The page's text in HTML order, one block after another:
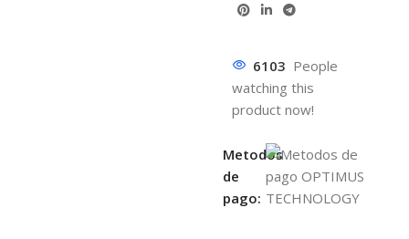
6103 People
watching this
product now!
Metodos
de
pago: